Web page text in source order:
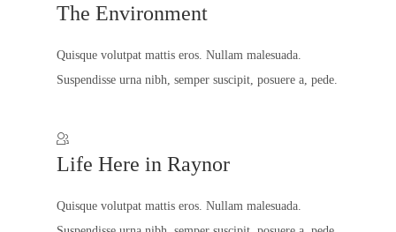
The Environment
Quisque volutpat mattis eros. Nullam malesuada.
Suspendisse urna nibh, semper suscipit, posuere a, pede.
Life Here in Raynor
Quisque volutpat mattis eros. Nullam malesuada.